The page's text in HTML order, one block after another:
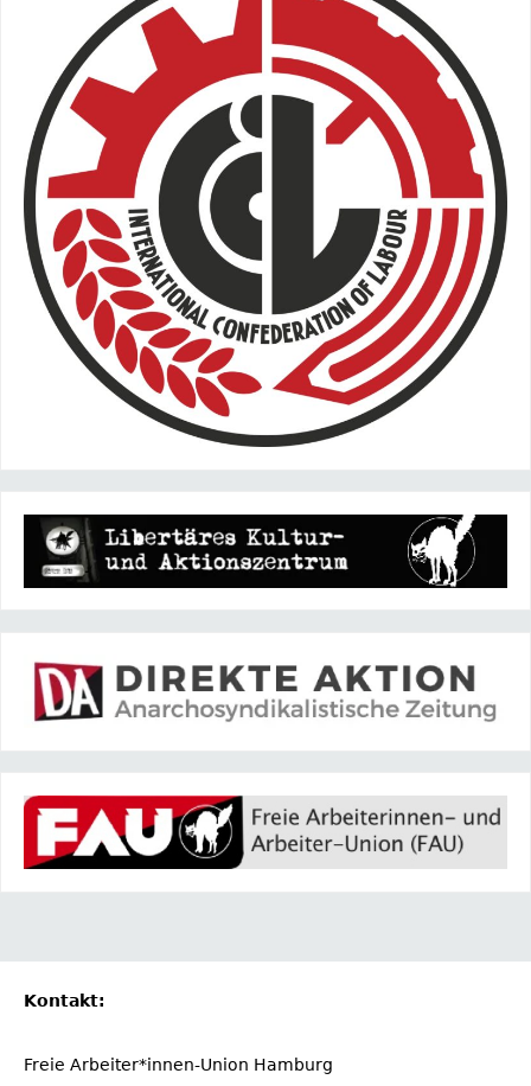
Kontakt:
Freie Arbeiter*innen-Union Hamburg